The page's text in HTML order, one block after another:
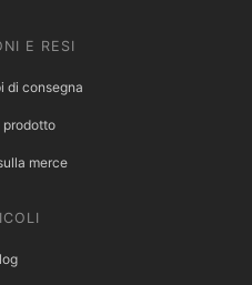
E RESI
di consegna
prodotto
merce